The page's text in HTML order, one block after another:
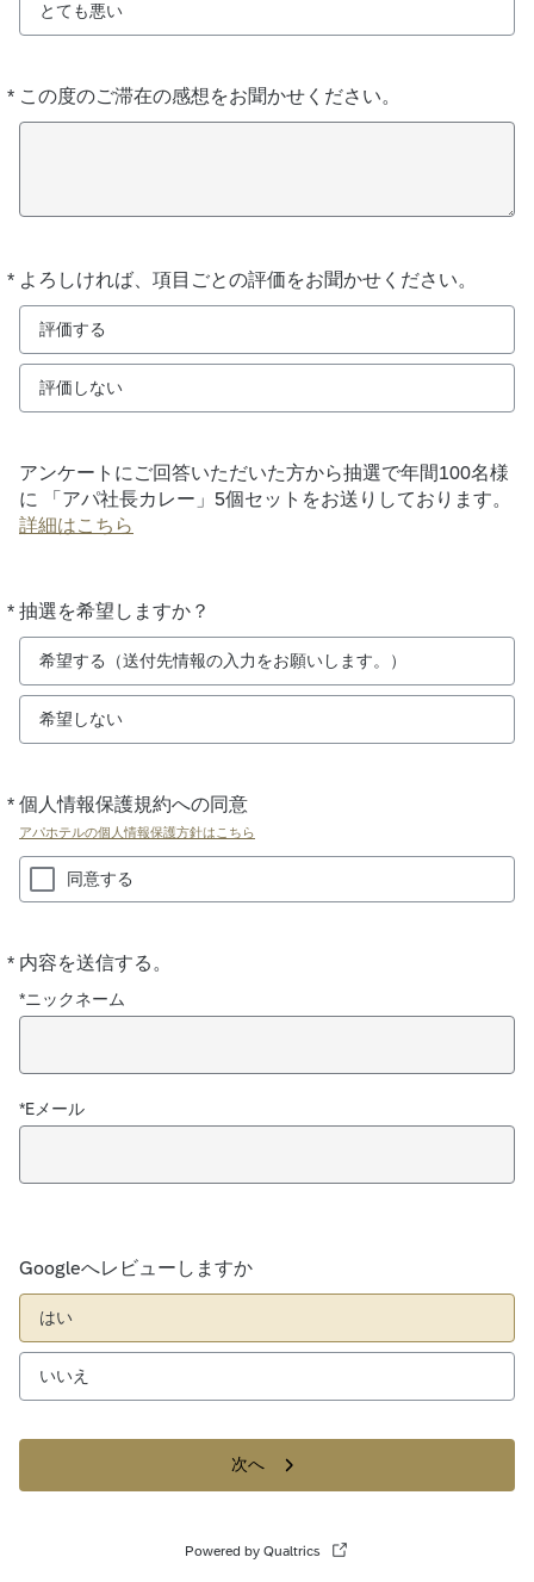
とても悪い
* この度のご滞在の感想をお聞かせください。
必
須
* よろしければ、項目ごとの評価をお聞かせください。
必
須
評価する
評価しない
アンケートにご回答いただいた方から抽選で年間100名様
に 「アパ社長カレー」5個セットをお送りしております。
詳細はこちら
* 抽選を希望しますか？
必
須
希望する（送付先情報の入力をお願いします。）
希望しない
* 個人情報保護規約への同意
アパホテルの個人情報保護方針はこちら
必
須
同意する
* 内容を送信する。
必
須
*ニックネーム
*Eメール
Googleへレビューしますか
はい
いいえ
次へ
Powered by Qualtrics